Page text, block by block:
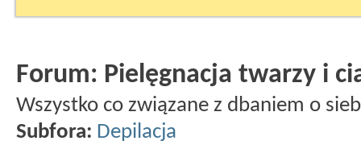
Forum: Pielęgnacja twarzy i
Wszystko co związane z dbaniem o
Subfora: Depilacja